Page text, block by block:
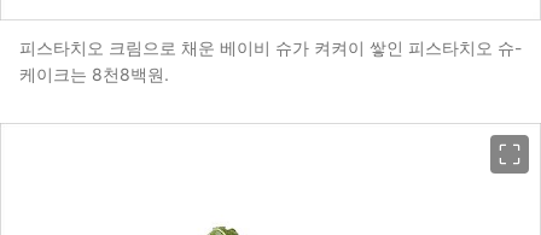
피스타치오 크림으로 채운 베이비 슈가 켜켜이 쌓인 피스타치오 슈-
케이크는 8천8백원.